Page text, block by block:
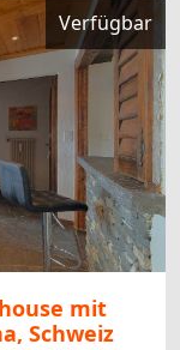
Verfügbar
mit
Schweiz